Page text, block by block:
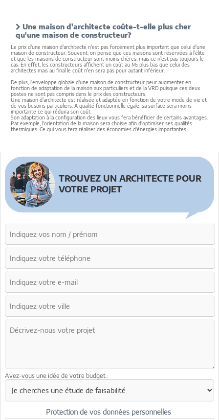
Une maison d'architecte coûte-t-elle plus cher
qu'une maison de constructeur?
Le prix d'une maison d'architecte n'est pas forcément plus important que celui d'une
maison de constructeur. Souvent, on pense que ces maisons sont réservées à l'élite
et que les maisons de constructeur sont moins chères, mais ce n'est pas toujours le
cas. En effet, les constructeurs affichent un coût au M² plus bas que celui des
architectes mais au final le coût n'en sera pas pour autant inférieur.
De plus, l'enveloppe globale d'une maison de constructeur peur augmenter en
fonction de adaptation de la maison aux particuliers et de la VRD puisque ces deux
postes ne sont pas compris dans le prix des constructeurs.
Une maison d'architecte est réalisée et adaptée en fonction de votre mode de vie et
de vos besoins particuliers. A qualité fonctionnelle égale, sa surface sera moins
importante ce qui réduira son coût.
Son adaptation à la configuration des lieux vous fera bénéficier de certains avantages.
Par exemple, l'orientation de la maison sera choisie afin d'optimiser ses qualités
thermiques. Ce qui vous fera réaliser des économies d'énergies importantes.
TROUVEZ UN ARCHITECTE POUR
VOTRE PROJET
Avez-vous une idée de votre budget :
Protection de vos données personnelles